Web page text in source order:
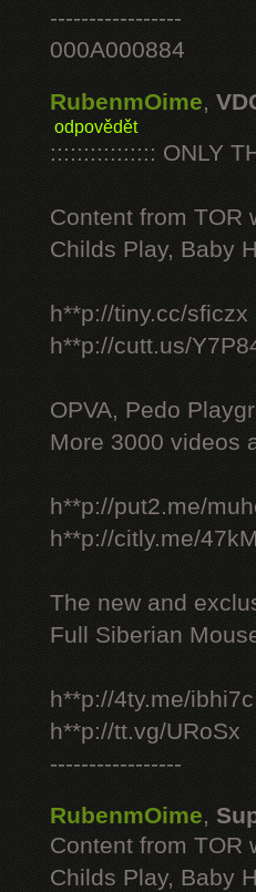
-----------------
000A000884
RubenmOime,
odpovědět
:::::::::::::::: ONLY
Content from TOR
Childs Play, Baby
h**p://tiny.cc/sficzx
h**p://cutt.us/
OPVA, Pedo
More 3000 videos
h**p://put2.me/
h**p://citly.me/
The new and
Full Siberian
h**p://4ty.me/ibhi7c
h**p://tt.vg/URoSx
-----------------
RubenmOime,
Content from TOR
Childs Play, Baby